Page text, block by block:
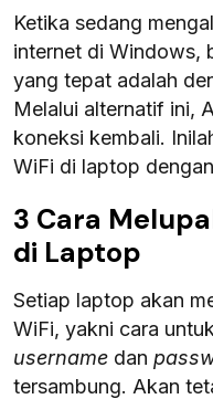
Ketika sedang
internet di Windows,
yang tepat adalah
Melalui alternatif ini,
koneksi kembali.
WiFi di laptop
3 Cara
di Laptop
Setiap laptop akan
WiFi, yakni cara
username dan
tersambung. Akan